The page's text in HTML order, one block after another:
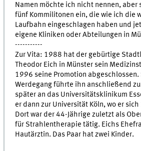
Namen möchte ich nicht nennen, aber
fünf Kommilitonen ein, die wie ich die
Laufbahn eingeschlagen haben und
eigene Kliniken oder Abteilungen in
-----------
Zur Vita: 1988 hat der gebürtige
Theodor Eich in Münster sein
1996 seine Promotion
Werdegang führte ihn anschließend
später an das Universitätsklinikum
er dann zur Universität Köln, wo er
Dort war der 44-Jährige zuletzt als
für Strahlentherapie tätig. Eichs
Hautärztin. Das Paar hat zwei Kinder.